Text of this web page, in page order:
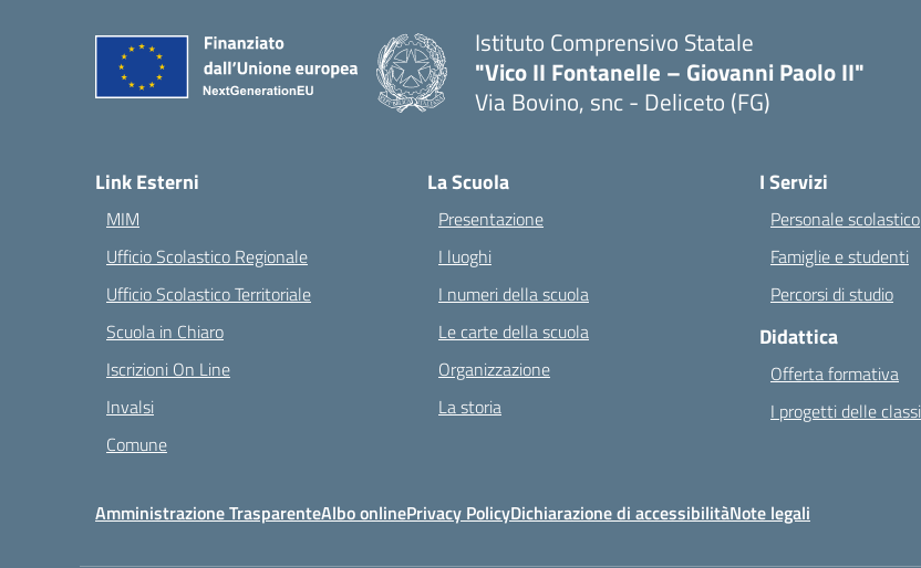
Istituto Comprensivo Statale
"Vico II Fontanelle – Giovanni Paolo II"
Via Bovino, snc - Deliceto (FG)
Link Esterni
MIM
Ufficio Scolastico Regionale
Ufficio Scolastico Territoriale
Scuola in Chiaro
Iscrizioni On Line
Invalsi
Comune
La Scuola
Presentazione
I luoghi
I numeri della scuola
Le carte della scuola
Organizzazione
La storia
I Servizi
Personale scolastico
Famiglie e studenti
Percorsi di studio
Didattica
Offerta formativa
I progetti delle classi
Amministrazione TrasparenteAlbo onlinePrivacy PolicyDichiarazione di accessibilitàNote legali